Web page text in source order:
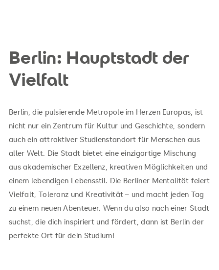
Berlin: Hauptstadt der
Vielfalt
Berlin, die pulsierende Metropole im Herzen Europas, ist
nicht nur ein Zentrum für Kultur und Geschichte, sondern
auch ein attraktiver Studienstandort für Menschen aus
aller Welt. Die Stadt bietet eine einzigartige Mischung
aus akademischer Exzellenz, kreativen Möglichkeiten und
einem lebendigen Lebensstil. Die Berliner Mentalität feiert
Vielfalt, Toleranz und Kreativität – und macht jeden Tag
zu einem neuen Abenteuer. Wenn du also nach einer Stadt
suchst, die dich inspiriert und fördert, dann ist Berlin der
perfekte Ort für dein Studium!